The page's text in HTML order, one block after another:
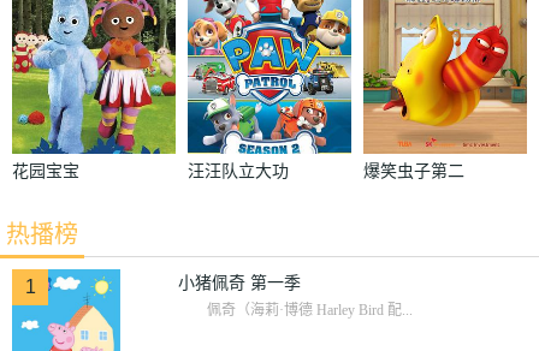
花园宝宝
汪汪队立大功
爆笑虫子第二
热播榜
1 小猪佩奇 第一季
佩奇（海莉·博德 Harley Bird 配...